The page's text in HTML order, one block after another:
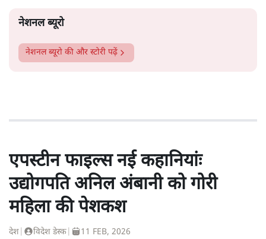
नेशनल ब्यूरो
नेशनल ब्यूरो की और स्टोरी पढ़ें
एपस्टीन फाइल्स नई कहानियांः
उद्योगपति अनिल अंबानी को गोरी
महिला की पेशकश
देश विदेश डेस्क 11 FEB, 2026